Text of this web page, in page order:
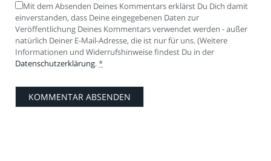
Mit dem Absenden Deines Kommentars erklärst Du Dich damit
einverstanden, dass Deine eingegebenen Daten zur
Veröffentlichung Deines Kommentars verwendet werden - außer
natürlich Deiner E-Mail-Adresse, die ist nur für uns. (Weitere
Informationen und Widerrufshinweise findest Du in der
Datenschutzerklärung.*